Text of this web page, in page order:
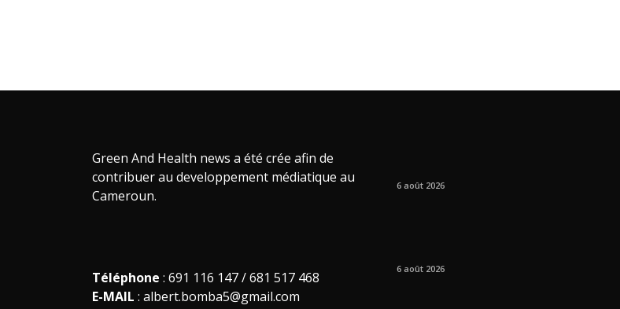
Green And Health news a été crée afin de
contribuer au developpement médiatique au
Cameroun.
Téléphone : 691 116 147 / 681 517 468
E-MAIL : albert.bomba5@gmail.com
6 août 2026
6 août 2026